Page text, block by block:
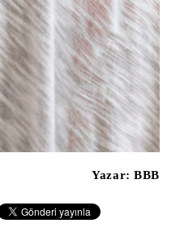
Yazar: BBB